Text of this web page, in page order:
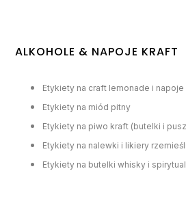
ALKOHOLE & NAPOJE KRAFT
Etykiety na craft lemonade i
Etykiety na miód pitny
Etykiety na piwo kraft (butelki i
Etykiety na nalewki i likiery
Etykiety na butelki whisky i